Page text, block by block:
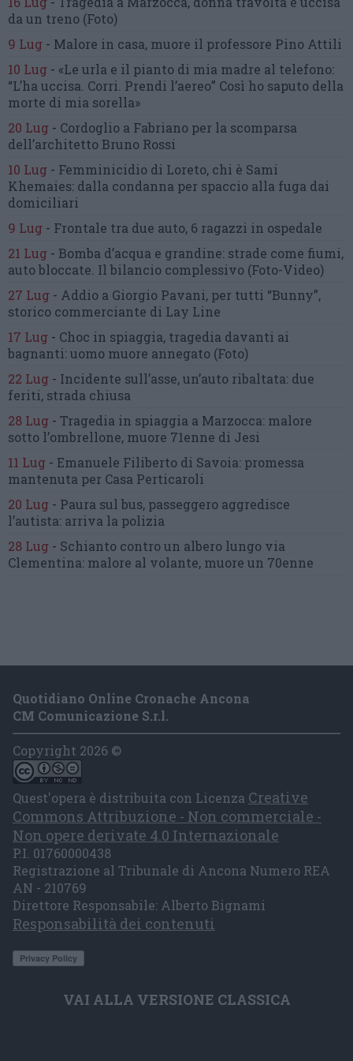
da un treno (Foto)
9 Lug - Malore in casa, muore il professore Pino Attili
10 Lug - «Le urla e il pianto di mia madre al telefono:
“L’ha uccisa. Corri. Prendi l’aereo” Così ho saputo della
morte di mia sorella»
20 Lug - Cordoglio a Fabriano per la scomparsa
dell’architetto Bruno Rossi
10 Lug - Femminicidio di Loreto, chi è Sami
Khemaies: dalla condanna per spaccio alla fuga dai
domiciliari
9 Lug - Frontale tra due auto, 6 ragazzi in ospedale
21 Lug - Bomba d’acqua e grandine: strade come fiumi,
auto bloccate. Il bilancio complessivo (Foto-Video)
27 Lug - Addio a Giorgio Pavani, per tutti “Bunny”,
storico commerciante di Lay Line
17 Lug - Choc in spiaggia, tragedia davanti ai
bagnanti:uomo muore annegato (Foto)
22 Lug - Incidente sull’asse, un’auto ribaltata: due
feriti, strada chiusa
28 Lug - Tragedia in spiaggia a Marzocca: malore
sotto l’ombrellone, muore 71enne di Jesi
11 Lug - Emanuele Filiberto di Savoia: promessa
mantenuta per Casa Perticaroli
20 Lug - Paura sul bus, passeggero aggredisce
l’autista: arriva la polizia
28 Lug - Schianto contro un albero lungo via
Clementina: malore al volante, muore un 70enne
Quotidiano Online Cronache Ancona
CM Comunicazione S.r.l.
Copyright 2026 ©
Quest'opera è distribuita con Licenza Creative
Commons Attribuzione - Non commerciale -
Non opere derivate 4.0 Internazionale
P.I. 01760000438
Registrazione al Tribunale di Ancona Numero REA
AN - 210769
Direttore Responsabile: Alberto Bignami
Responsabilità dei contenuti
VAI ALLA VERSIONE CLASSICA